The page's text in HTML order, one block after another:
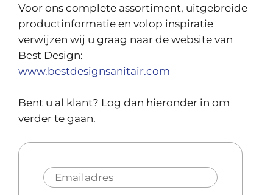
Voor ons complete assortiment, uitgebreide
productinformatie en volop inspiratie
verwijzen wij u graag naar de website van
Best Design:
www.bestdesignsanitair.com
Bent u al klant? Log dan hieronder in om
verder te gaan.